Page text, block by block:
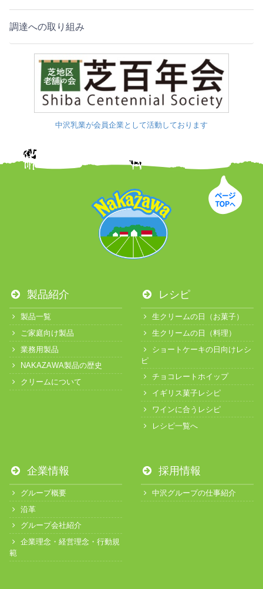
調達への取り組み
中沢乳業が会員企業として活動しております
製品紹介
製品一覧
ご家庭向け製品
業務用製品
NAKAZAWA製品の歴史
クリームについて
レシピ
生クリームの日（お菓子）
生クリームの日（料理）
ショートケーキの日向けレシ
ピ
チョコレートホイップ
イギリス菓子レシピ
ワインに合うレシピ
レシピ一覧へ
企業情報
グループ概要
沿革
グループ会社紹介
企業理念・経営理念・行動規
範
採用情報
中沢グループの仕事紹介